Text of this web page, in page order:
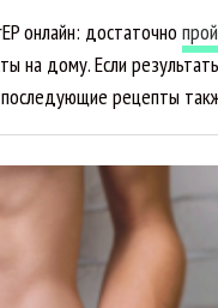
онлайн: достаточно
на дому. Если
рецепты